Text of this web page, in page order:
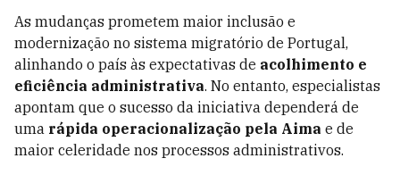
As mudanças prometem maior inclusão e
modernização no sistema migratório de Portugal,
alinhando o país às expectativas de acolhimento e
eficiência administrativa. No entanto, especialistas
apontam que o sucesso da iniciativa dependerá de
uma rápida operacionalização pela Aima e de
maior celeridade nos processos administrativos.